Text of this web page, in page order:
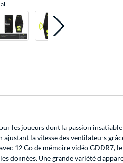
les joueurs dont la passion
la vitesse des ventilateurs
12 Go de mémoire vidéo GDDR7,
données. Une grande variété